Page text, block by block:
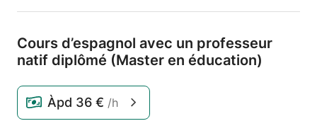
Cours d’espagnol avec un professeur
natif diplômé (Master en éducation)
Àpd 36 € /h